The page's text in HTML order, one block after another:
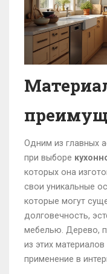
Одним из главных
при выборе
которых она
свои уникальные
которые могут
долговечность,
мебелью. Дерево,
из этих
применение в